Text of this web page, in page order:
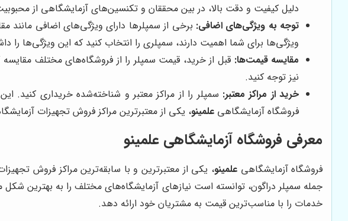
دلیل کیفیت و دقت بالا، در بین محققان و تکنسین‌های آزمایشگاهی از محبوبیت
توجه به ویژگی‌های اضافی: برخی از سمپلرها دارای ویژگی‌های اضافی مانند
ویژگی‌ها برای شما اهمیت دارند، سمپلری را انتخاب کنید که این ویژگی‌ها را
مقایسه قیمت‌ها: قبل از خرید، قیمت سمپلر را از فروشگاه‌های مختلف
نیز توجه کنید.
خرید از مراکز معتبر: سمپلر را از مراکز معتبر و شناخته‌شده خریداری
فروشگاه آزمایشگاهی علمینو، یکی از معتبرترین مراکز فروش تجهیزات
معرفی فروشگاه آزمایشگاهی علمینو
فروشگاه آزمایشگاهیعلمینو، یکی از معتبرترین و با سابقه‌ترین مراکز فروش
جمله سمپلر دراگون، توانسته است نیازهای آزمایشگاه‌های مختلف را به بهترین
خدمات را با مناسب‌ترین قیمت به مشتریان خود ارائه دهد.